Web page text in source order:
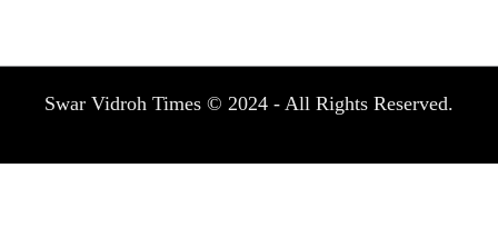
Swar Vidroh Times © 2024 - All Rights Reserved.